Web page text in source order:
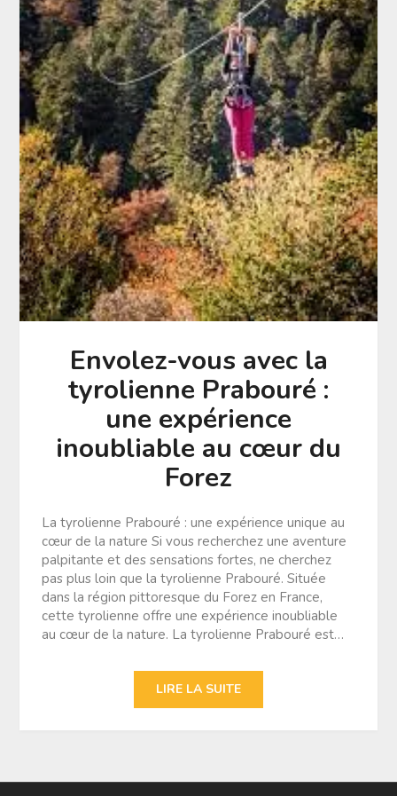
Envolez-vous avec la
tyrolienne Prabouré :
une expérience
inoubliable au cœur du
Forez
La tyrolienne Prabouré : une expérience unique au
cœur de la nature Si vous recherchez une aventure
palpitante et des sensations fortes, ne cherchez
pas plus loin que la tyrolienne Prabouré. Située
dans la région pittoresque du Forez en France,
cette tyrolienne offre une expérience inoubliable
au cœur de la nature. La tyrolienne Prabouré est…
LIRE LA SUITE